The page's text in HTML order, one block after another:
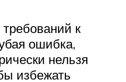
к
ошибка,
нельзя
избежать